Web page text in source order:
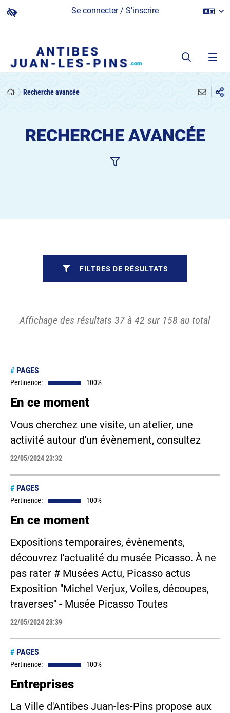
Se connecter / S'inscrire
Recherche avancée
RECHERCHE AVANCÉE
Affichage des résultats 37 à 42 sur 158 au total
# PAGES
Pertinence: 100%
En ce moment
Vous cherchez une visite, un atelier, une
activité autour d'un évènement, consultez
22/05/2024 23:32
# PAGES
Pertinence: 100%
En ce moment
Expositions temporaires, évènements,
découvrez l'actualité du musée Picasso. À ne
pas rater # Musées Actu, Picasso actus
Exposition "Michel Verjux, Voiles, découpes,
traverses" - Musée Picasso Toutes
22/05/2024 23:39
# PAGES
Pertinence: 100%
Entreprises
La Ville d'Antibes Juan-les-Pins propose aux
FILTRES DE RÉSULTATS